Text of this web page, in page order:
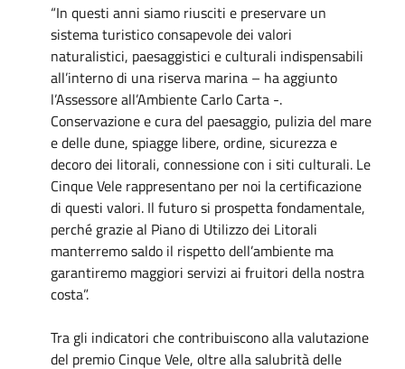
“In questi anni siamo riusciti e preservare un
sistema turistico consapevole dei valori
naturalistici, paesaggistici e culturali indispensabili
all’interno di una riserva marina – ha aggiunto
l’Assessore all’Ambiente Carlo Carta -.
Conservazione e cura del paesaggio, pulizia del mare
e delle dune, spiagge libere, ordine, sicurezza e
decoro dei litorali, connessione con i siti culturali. Le
Cinque Vele rappresentano per noi la certificazione
di questi valori. Il futuro si prospetta fondamentale,
perché grazie al Piano di Utilizzo dei Litorali
manterremo saldo il rispetto dell’ambiente ma
garantiremo maggiori servizi ai fruitori della nostra
costa”.
Tra gli indicatori che contribuiscono alla valutazione
del premio Cinque Vele, oltre alla salubrità delle